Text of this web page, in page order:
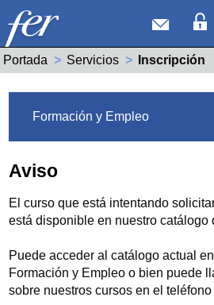
Portada Servicios Actual:
Inscripción
Formación y Empleo
Aviso
El curso que está intentando
está disponible en nuestro catálogo
Puede acceder al catálogo actual
Formación y Empleo o bien puede
sobre nuestros cursos en el